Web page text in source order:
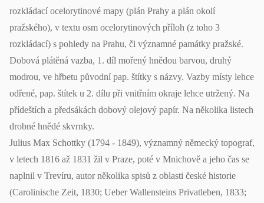
rozkládací ocelorytinové mapy (plán Prahy a plán okolí
pražského), v textu osm ocelorytinových příloh (z toho 3
rozkládací) s pohledy na Prahu, či významné památky pražské.
Dobová plátěná vazba, 1. díl mořený hnědou barvou, druhý
modrou, ve hřbetu původní pap. štítky s názvy. Vazby místy lehce
odřené, pap. štítek u 2. dílu při vnitřním okraje lehce utržený. Na
přídeštích a předsákách dobový olejový papír. Na několika listech
drobné hnědé skvrnky.
Julius Max Schottky (1794 - 1849), významný německý topograf,
v letech 1816 až 1831 žil v Praze, poté v Mnichově a jeho čas se
naplnil v Trevíru, autor několika spisů z oblasti české historie
(Carolinische Zeit, 1830; Ueber Wallensteins Privatleben, 1833;